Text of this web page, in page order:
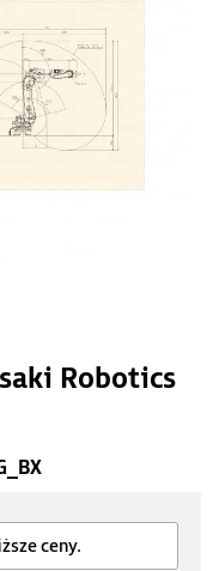
Robotics
ceny.